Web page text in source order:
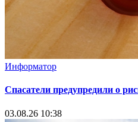
Информатор
Спасатели предупредили о
03.08.26 10:38